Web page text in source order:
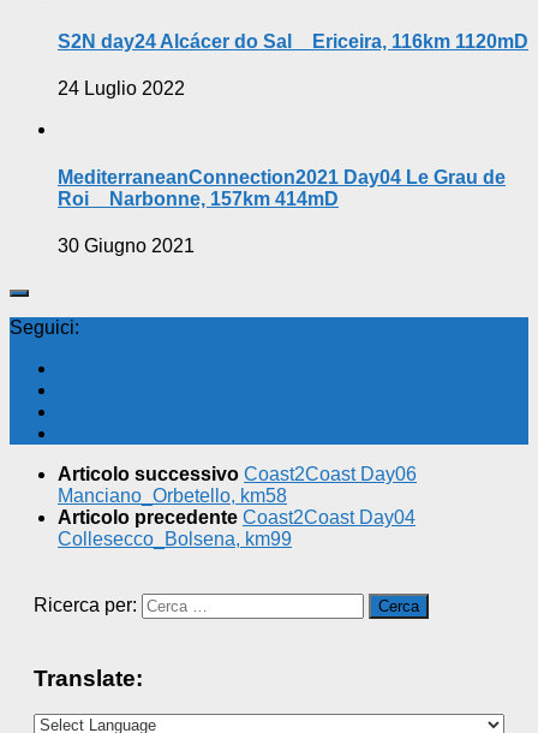
S2N day24 Alcácer do Sal _ Ericeira, 116km 1120mD
24 Luglio 2022
MediterraneanConnection2021 Day04 Le Grau de
Roi _ Narbonne, 157km 414mD
30 Giugno 2021
Seguici:
Articolo successivo Coast2Coast Day06
Manciano_Orbetello, km58
Articolo precedente Coast2Coast Day04
Collesecco_Bolsena, km99
Ricerca per:
Translate: